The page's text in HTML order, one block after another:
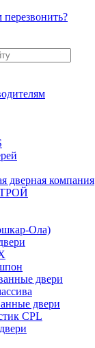
дверная компания
Ола)
двери
двери
CPL